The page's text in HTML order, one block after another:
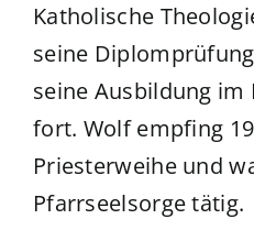
Katholische
seine
seine Ausbildung
fort. Wolf empfing
Priesterweihe und
Pfarrseelsorge tätig.